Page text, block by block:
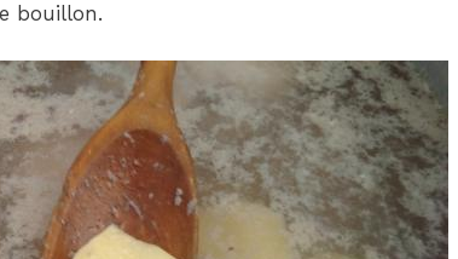
bouillon.